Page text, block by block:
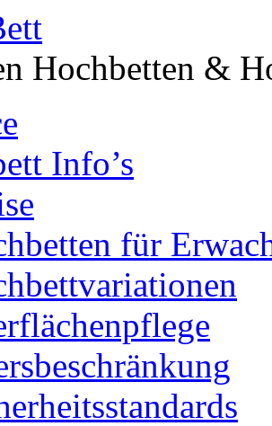
Hochbetten &
Info’s
für